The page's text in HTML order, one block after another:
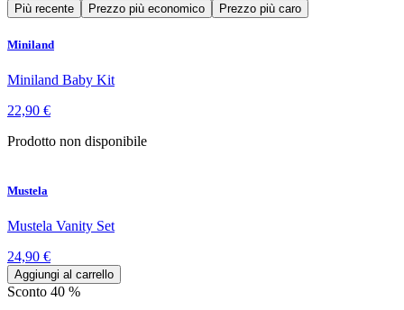
Più recente Prezzo più economico Prezzo più caro
Miniland
Miniland Baby Kit
22,90 €
Prodotto non disponibile
Mustela
Mustela Vanity Set
24,90 €
Aggiungi al carrello
Sconto 40 %